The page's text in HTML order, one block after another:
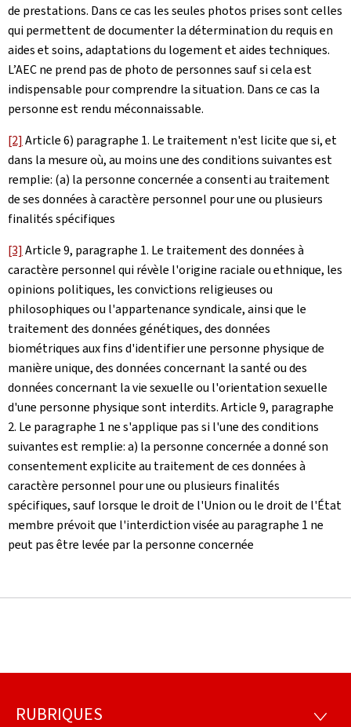
de prestations. Dans ce cas les seules photos prises sont celles
qui permettent de documenter la détermination du requis en
aides et soins, adaptations du logement et aides techniques.
L’AEC ne prend pas de photo de personnes sauf si cela est
indispensable pour comprendre la situation. Dans ce cas la
personne est rendu méconnaissable.
[2] Article 6) paragraphe 1. Le traitement n'est licite que si, et
dans la mesure où, au moins une des conditions suivantes est
remplie: (a) la personne concernée a consenti au traitement
de ses données à caractère personnel pour une ou plusieurs
finalités spécifiques
[3] Article 9, paragraphe 1. Le traitement des données à
caractère personnel qui révèle l'origine raciale ou ethnique, les
opinions politiques, les convictions religieuses ou
philosophiques ou l'appartenance syndicale, ainsi que le
traitement des données génétiques, des données
biométriques aux fins d'identifier une personne physique de
manière unique, des données concernant la santé ou des
données concernant la vie sexuelle ou l'orientation sexuelle
d'une personne physique sont interdits. Article 9, paragraphe
2. Le paragraphe 1 ne s'applique pas si l'une des conditions
suivantes est remplie: a) la personne concernée a donné son
consentement explicite au traitement de ces données à
caractère personnel pour une ou plusieurs finalités
spécifiques, sauf lorsque le droit de l'Union ou le droit de l'État
membre prévoit que l'interdiction visée au paragraphe 1 ne
peut pas être levée par la personne concernée
RUBRIQUES